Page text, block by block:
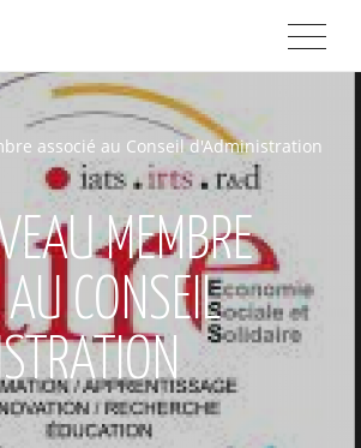
associé au Conseil d'Administration
MEMBRE
CONSEIL